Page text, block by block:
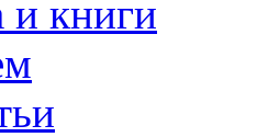
книги